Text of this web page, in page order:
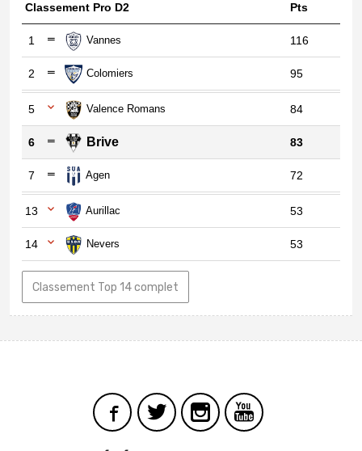
Classement Pro D2 Pts
1 Vannes 116
2 Colomiers 95
5 Valence Romans 84
6 Brive 83
7 Agen 72
13 Aurillac 53
14 Nevers 53
Classement Top 14 complet